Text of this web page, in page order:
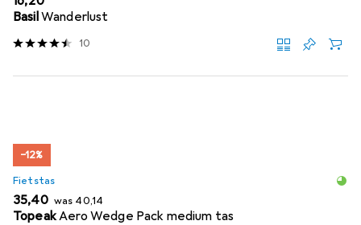
BasilWanderlust
10
−12%
Fietstas
EUR
35,40 was EUR
40,14
TopeakAero Wedge Pack medium tas